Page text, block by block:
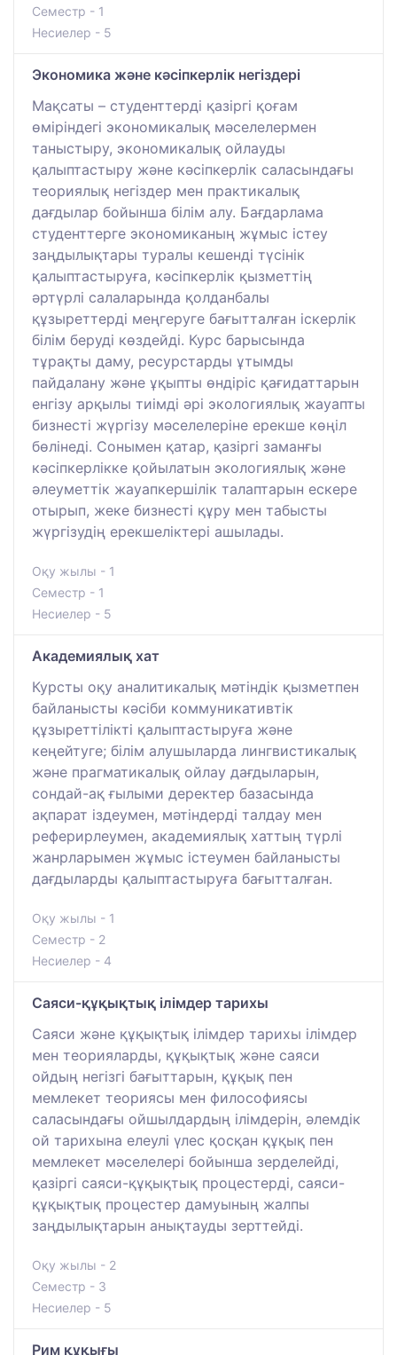
Семестр - 1
Несиелер - 5
Экономика және кәсіпкерлік негіздері
Мақсаты – студенттерді қазіргі қоғам
өміріндегі экономикалық мәселелермен
таныстыру, экономикалық ойлауды
қалыптастыру және кәсіпкерлік саласындағы
теориялық негіздер мен практикалық
дағдылар бойынша білім алу. Бағдарлама
студенттерге экономиканың жұмыс істеу
заңдылықтары туралы кешенді түсінік
қалыптастыруға, кәсіпкерлік қызметтің
әртүрлі салаларында қолданбалы
құзыреттерді меңгеруге бағытталған іскерлік
білім беруді көздейді. Курс барысында
тұрақты даму, ресурстарды ұтымды
пайдалану және ұқыпты өндіріс қағидаттарын
енгізу арқылы тиімді әрі экологиялық жауапты
бизнесті жүргізу мәселелеріне ерекше көңіл
бөлінеді. Сонымен қатар, қазіргі заманғы
кәсіпкерлікке қойылатын экологиялық және
әлеуметтік жауапкершілік талаптарын ескере
отырып, жеке бизнесті құру мен табысты
жүргізудің ерекшеліктері ашылады.
Оқу жылы - 1
Семестр - 1
Несиелер - 5
Академиялық хат
Курсты оқу аналитикалық мәтіндік қызметпен
байланысты кәсіби коммуникативтік
құзыреттілікті қалыптастыруға және
кеңейтуге; білім алушыларда лингвистикалық
және прагматикалық ойлау дағдыларын,
сондай-ақ ғылыми деректер базасында
ақпарат іздеумен, мәтіндерді талдау мен
реферирлеумен, академиялық хаттың түрлі
жанрларымен жұмыс істеумен байланысты
дағдыларды қалыптастыруға бағытталған.
Оқу жылы - 1
Семестр - 2
Несиелер - 4
Саяси-құқықтық ілімдер тарихы
Саяси және құқықтық ілімдер тарихы ілімдер
мен теорияларды, құқықтық және саяси
ойдың негізгі бағыттарын, құқық пен
мемлекет теориясы мен философиясы
саласындағы ойшылдардың ілімдерін, әлемдік
ой тарихына елеулі үлес қосқан құқық пен
мемлекет мәселелері бойынша зерделейді,
қазіргі саяси-құқықтық процестерді, саяси-
құқықтық процестер дамуының жалпы
заңдылықтарын анықтауды зерттейді.
Оқу жылы - 2
Семестр - 3
Несиелер - 5
Рим құқығы